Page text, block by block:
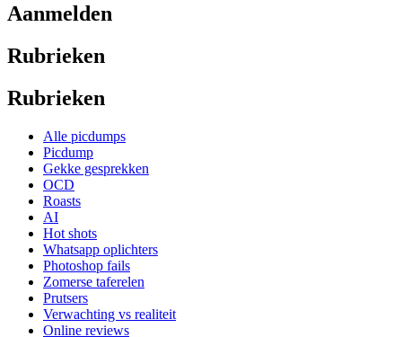
Aanmelden
Rubrieken
Rubrieken
Alle picdumps
Picdump
Gekke gesprekken
OCD
Roasts
AI
Hot shots
Whatsapp oplichters
Photoshop fails
Zomerse taferelen
Prutsers
Verwachting vs realiteit
Online reviews